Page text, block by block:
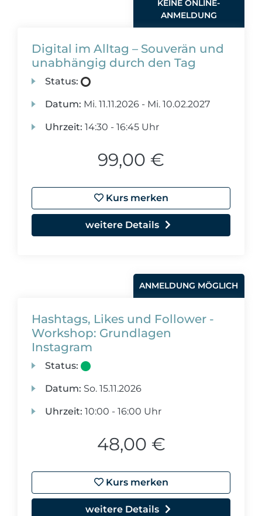
KEINE ONLINE-
ANMELDUNG
Digital im Alltag – Souverän und
unabhängig durch den Tag
Status:
Datum: Mi. 11.11.2026 - Mi. 10.02.2027
Uhrzeit: 14:30 - 16:45 Uhr
99,00 €
Kurs merken
weitere Details
ANMELDUNG MÖGLICH
Hashtags, Likes und Follower -
Workshop: Grundlagen
Instagram
Status:
Datum: So. 15.11.2026
Uhrzeit: 10:00 - 16:00 Uhr
48,00 €
Kurs merken
weitere Details